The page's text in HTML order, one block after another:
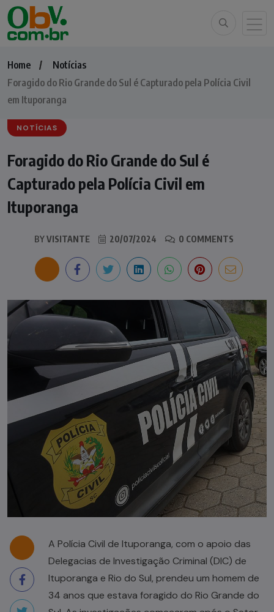
Home
Notícias
Foragido do Rio Grande do Sul é Capturado pela Polícia Civil
em Ituporanga
NOTÍCIAS
Foragido do Rio Grande do Sul é
Capturado pela Polícia Civil em
Ituporanga
BYVISITANTE 20/07/2024 0 COMMENTS
A Polícia Civil de Ituporanga, com o apoio das
Delegacias de Investigação Criminal (DIC) de
Ituporanga e Rio do Sul, prendeu um homem de
34 anos que estava foragido do Rio Grande do